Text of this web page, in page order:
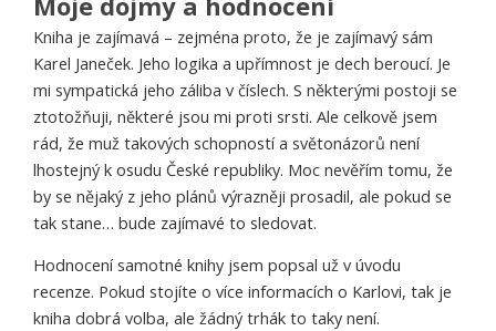
Kniha je zajímavá – zejména proto, že je zajímavý sám
Karel Janeček. Jeho logika a upřímnost je dech beroucí. Je
mi sympatická jeho záliba v číslech. S některými postoji se
ztotožňuji, některé jsou mi proti srsti. Ale celkově jsem
rád, že muž takových schopností a světonázorů není
lhostejný k osudu České republiky. Moc nevěřím tomu, že
by se nějaký z jeho plánů výrazněji prosadil, ale pokud se
tak stane… bude zajímavé to sledovat.
Hodnocení samotné knihy jsem popsal už v úvodu
recenze. Pokud stojíte o více informacích o Karlovi, tak je
kniha dobrá volba, ale žádný trhák to taky není.